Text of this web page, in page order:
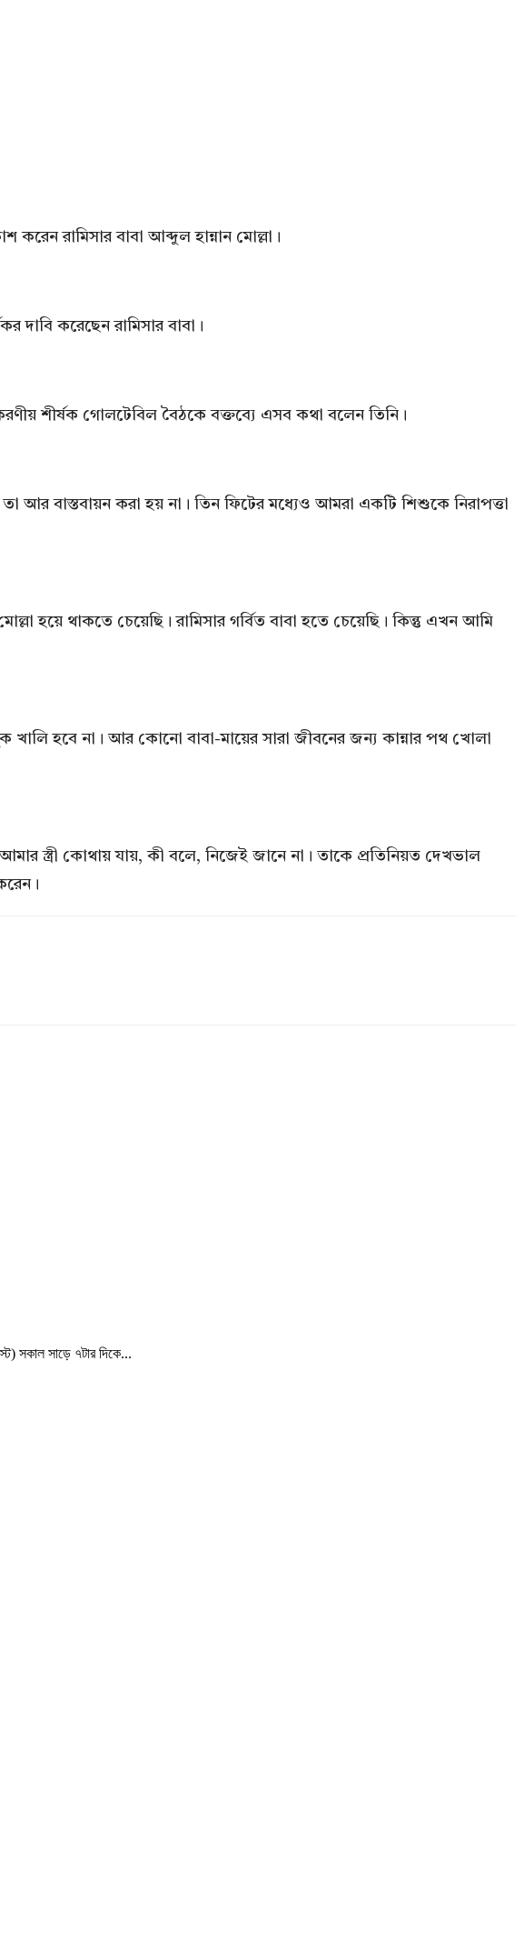
রামিসার বাবা আব্দুল হান্নান মোল্লা।
দাবি করেছেন রামিসার বাবা।
শীর্ষক গোলটেবিল বৈঠকে বক্তব্যে এসব কথা বলেন তিনি।
আর বাস্তবায়ন করা হয় না। তিন ফিটের মধ্যেও আমরা একটি শিশুকে নিরাপত্তা
হয়ে থাকতে চেয়েছি। রামিসার গর্বিত বাবা হতে চেয়েছি। কিন্তু এখন আমি
হবে না। আর কোনো বাবা-মায়ের সারা জীবনের জন্য কান্নার পথ খোলা
স্ত্রী কোথায় যায়, কী বলে, নিজেই জানে না। তাকে প্রতিনিয়ত দেখভাল
সকাল সাড়ে ৭টার দিকে...